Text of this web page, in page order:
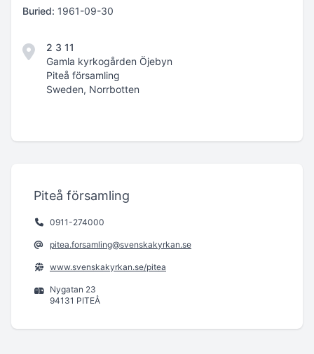
Buried: 1961-09-30
2 3 11
Gamla kyrkogården Öjebyn
Piteå församling
Sweden, Norrbotten
Piteå församling
0911-274000
pitea.forsamling@svenskakyrkan.se
www.svenskakyrkan.se/pitea
Nygatan 23
94131 PITEÅ